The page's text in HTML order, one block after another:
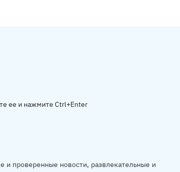
ее и нажмите Ctrl+Enter
и проверенные новости, развлекательные и